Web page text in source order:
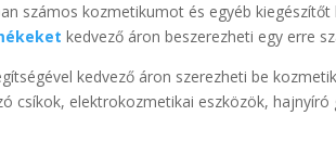
számos kozmetikumot és egyéb kiegészítőt
kedvező áron beszerezheti egy erre
kedvező áron szerezheti be
csíkok, elektrokozmetikai eszközök, hajnyíró